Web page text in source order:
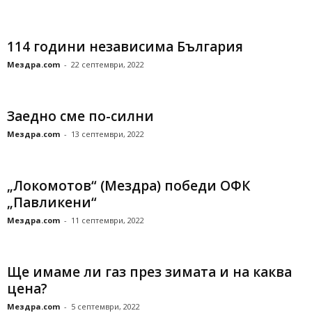
114 години независима България
Мездра.com - 22 септември, 2022
Заедно сме по-силни
Мездра.com - 13 септември, 2022
„Локомотов“ (Мездра) победи ОФК
„Павликени“
Мездра.com - 11 септември, 2022
Ще имаме ли газ през зимата и на каква
цена?
Мездра.com - 5 септември, 2022